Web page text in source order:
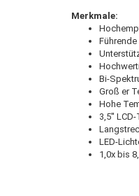
Merkmale:
Bi-
Groß er
Hohe
3,5''
LED-
1,0x bis